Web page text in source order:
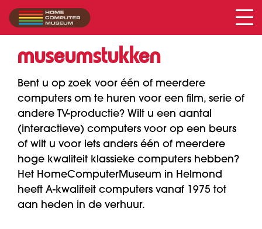
Verhuur van
museumstukken
Bent u op zoek voor één of meerdere
computers om te huren voor een film, serie of
andere TV-productie? Wilt u een aantal
(interactieve) computers voor op een beurs
of wilt u voor iets anders één of meerdere
hoge kwaliteit klassieke computers hebben?
Het HomeComputerMuseum in Helmond
heeft A-kwaliteit computers vanaf 1975 tot
aan heden in de verhuur.